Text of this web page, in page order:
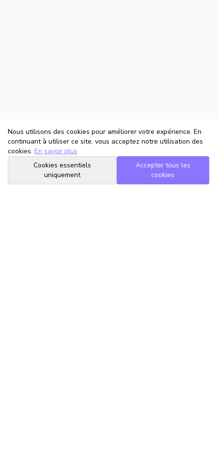
Nous utilisons des cookies pour améliorer votre expérience. En
continuant à utiliser ce site, vous acceptez notre utilisation des
cookies. En savoir plus
Cookies essentiels
uniquement
Accepter tous les
cookies